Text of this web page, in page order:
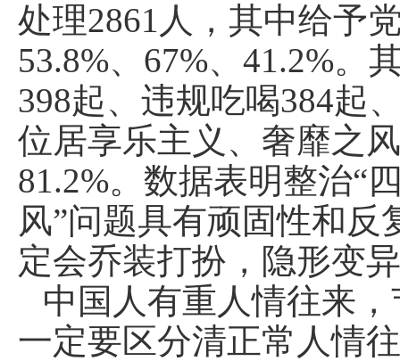
处理2861人，其中给予
53.8%、67%、41.2%。
398起、违规吃喝384起
位居享乐主义、奢靡之
81.2%。数据表明整治“
风”问题具有顽固性和反
定会乔装打扮，隐形变
中国人有重人情往来
一定要区分清正常人情